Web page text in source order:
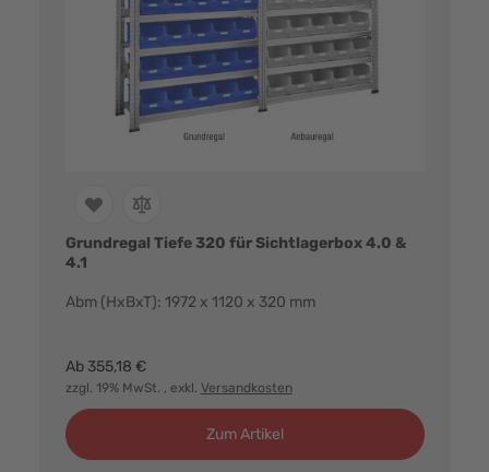
Grundregal Tiefe 320 für Sichtlagerbox 4.0 &
4.1
Abm (HxBxT): 1972 x 1120 x 320 mm
Ab 355,18 €
zzgl. 19% MwSt. , exkl. Versandkosten
Zum Artikel